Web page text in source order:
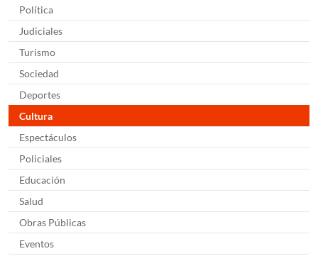
Política
Judiciales
Turismo
Sociedad
Deportes
Cultura
Espectáculos
Policiales
Educación
Salud
Obras Públicas
Eventos